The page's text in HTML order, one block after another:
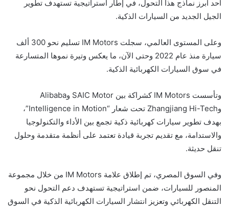
أحد أبرز نماذج هذا التحول، في إطار استراتيجية تستهدف تطوير
الجيل الجديد من السيارات الذكية.
وعلى المستوى العالمي، سجلت IM Motors تسليم نحو 300 ألف
سيارة منذ عام 2022 وحتى الآن، ما يعكس وتيرة نموها المتسارعة
في سوق السيارات الكهربائية الذكية.
وتأسست IM Motors كشراكة بين SAIC Motor وAlibaba
وZhangjiang Hi-Tech تحت شعار “Intelligence in Motion”،
بهدف تطوير سيارات كهربائية ذكية تجمع بين الأداء والتكنولوجيا
والاستدامة، مع تقديم تجربة قيادة تعتمد على أنظمة متقدمة وحلول
تنقل حديثة.
وفي السوق المصري، تم إطلاق علامة IM Motors من خلال مجموعة
المنصور للسيارات، ضمن استراتيجية تستهدف دعم التحول نحو
التنقل الكهربائي وتعزيز انتشار السيارات الكهربائية الذكية في السوق